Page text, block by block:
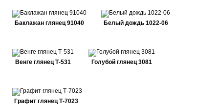
Баклажан глянец 91040 Белый дождь 1022-06
Венге глянец Т-531 Голубой глянец 3081
Графит глянец Т-7023